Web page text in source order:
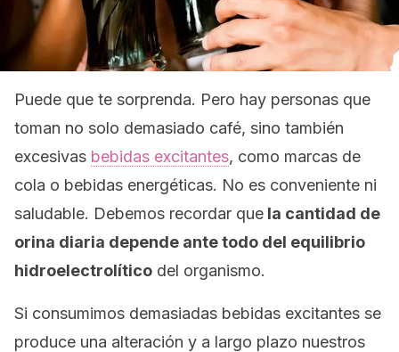
Puede que te sorprenda. Pero hay personas que
toman no solo demasiado café, sino también
excesivas bebidas excitantes, como marcas de
cola o bebidas energéticas. No es conveniente ni
saludable. Debemos recordar que la cantidad de
orina diaria depende ante todo del equilibrio
hidroelectrolítico del organismo.
Si consumimos demasiadas bebidas excitantes se
produce una alteración y a largo plazo nuestros